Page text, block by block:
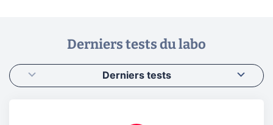
Derniers tests du labo
Derniers tests